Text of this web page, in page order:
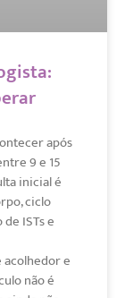
após
9 e 15
inicial é
ciclo
ISTs e
acolhedor e
não é